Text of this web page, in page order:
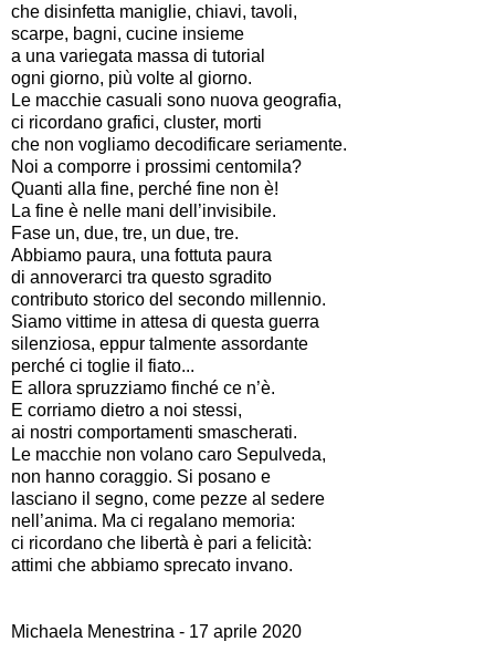
che disinfetta maniglie, chiavi, tavoli,
scarpe, bagni, cucine insieme
a una variegata massa di tutorial
ogni giorno, più volte al giorno.
Le macchie casuali sono nuova geografia,
ci ricordano grafici, cluster, morti
che non vogliamo decodificare seriamente.
Noi a comporre i prossimi centomila?
Quanti alla fine, perché fine non è!
La fine è nelle mani dell’invisibile.
Fase un, due, tre, un due, tre.
Abbiamo paura, una fottuta paura
di annoverarci tra questo sgradito
contributo storico del secondo millennio.
Siamo vittime in attesa di questa guerra
silenziosa, eppur talmente assordante
perché ci toglie il fiato...
E allora spruzziamo finché ce n’è.
E corriamo dietro a noi stessi,
ai nostri comportamenti smascherati.
Le macchie non volano caro Sepulveda,
non hanno coraggio. Si posano e
lasciano il segno, come pezze al sedere
nell’anima. Ma ci regalano memoria:
ci ricordano che libertà è pari a felicità:
attimi che abbiamo sprecato invano.
Michaela Menestrina - 17 aprile 2020